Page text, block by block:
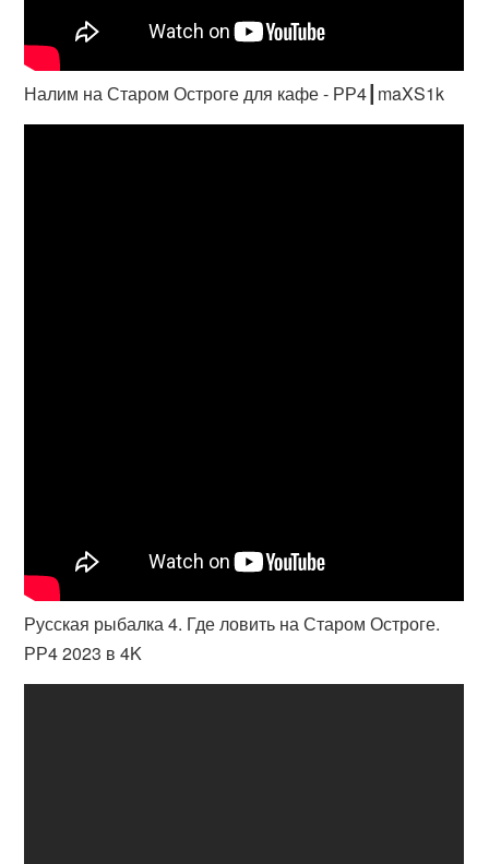
Налим на Старом Остроге для кафе - РР4┃maXS1k
Русская рыбалка 4. Где ловить на Старом Остроге.
РР4 2023 в 4K